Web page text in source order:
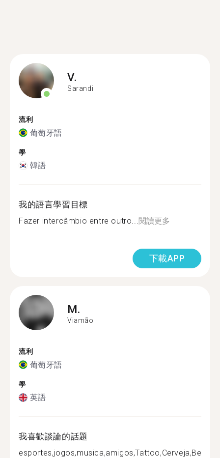
V.
Sarandi
流利
葡萄牙語
學
韓語
我的語言學習目標
Fazer intercâmbio entre outro...閱讀更多
下載APP
M.
Viamão
流利
葡萄牙語
學
英語
我喜歡談論的話題